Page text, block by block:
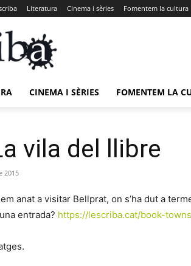
Literatura Cinema i sèries Fomentem la cultura
CINEMA I SÈRIES FOMENTEM LA
vila del llibre
2015
anat a visitar Bellprat, on s’ha dut a
entrada? https://lescriba.cat/book-